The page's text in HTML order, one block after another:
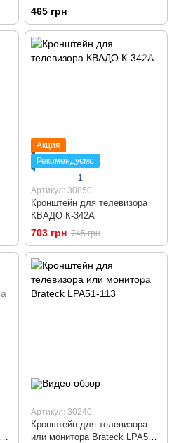
465 грн
Акция
Рекомендуємо
1
Артикул: 30850
Кронштейн для телевизора
КВАДО К-342А
703 грн 745 грн
Артикул: 30240
Кронштейн для телевизора
или монитора Brateck LPA51-